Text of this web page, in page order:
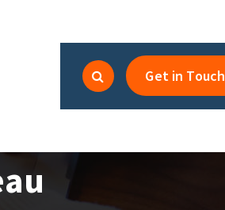
Get in Touch